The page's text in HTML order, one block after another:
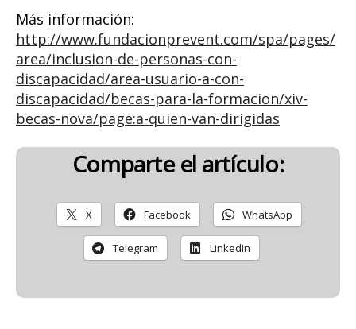
Más información:
http://www.fundacionprevent.com/spa/pages/
area/inclusion-de-personas-con-
discapacidad/area-usuario-a-con-
discapacidad/becas-para-la-formacion/xiv-
becas-nova/page:a-quien-van-dirigidas
Comparte el artículo:
X Facebook WhatsApp
Telegram LinkedIn